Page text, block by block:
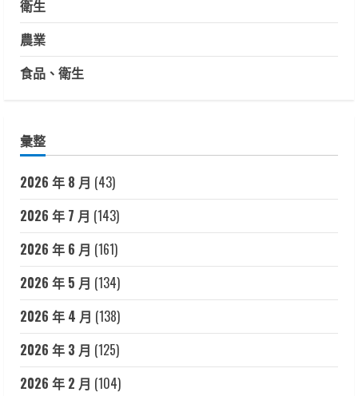
衛生
農業
食品、衛生
彙整
2026 年 8 月 (43)
2026 年 7 月 (143)
2026 年 6 月 (161)
2026 年 5 月 (134)
2026 年 4 月 (138)
2026 年 3 月 (125)
2026 年 2 月 (104)